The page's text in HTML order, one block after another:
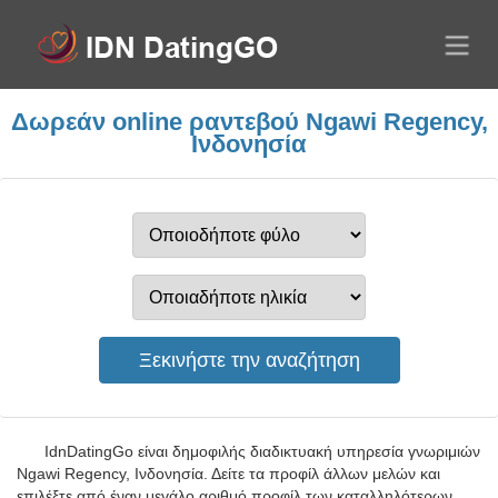
Δωρεάν online ραντεβού Ngawi Regency,
Ινδονησία
IdnDatingGo είναι δημοφιλής διαδικτυακή υπηρεσία γνωριμιών
Ngawi Regency, Ινδονησία. Δείτε τα προφίλ άλλων μελών και